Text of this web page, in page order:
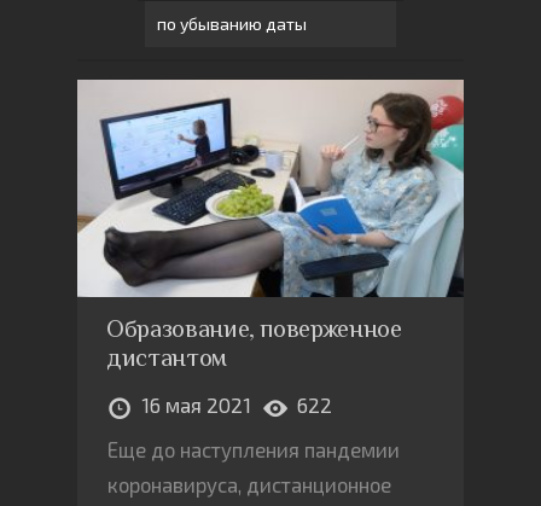
Образование, поверженное
дистантом
16 мая 2021
622
Еще до наступления пандемии
коронавируса, дистанционное